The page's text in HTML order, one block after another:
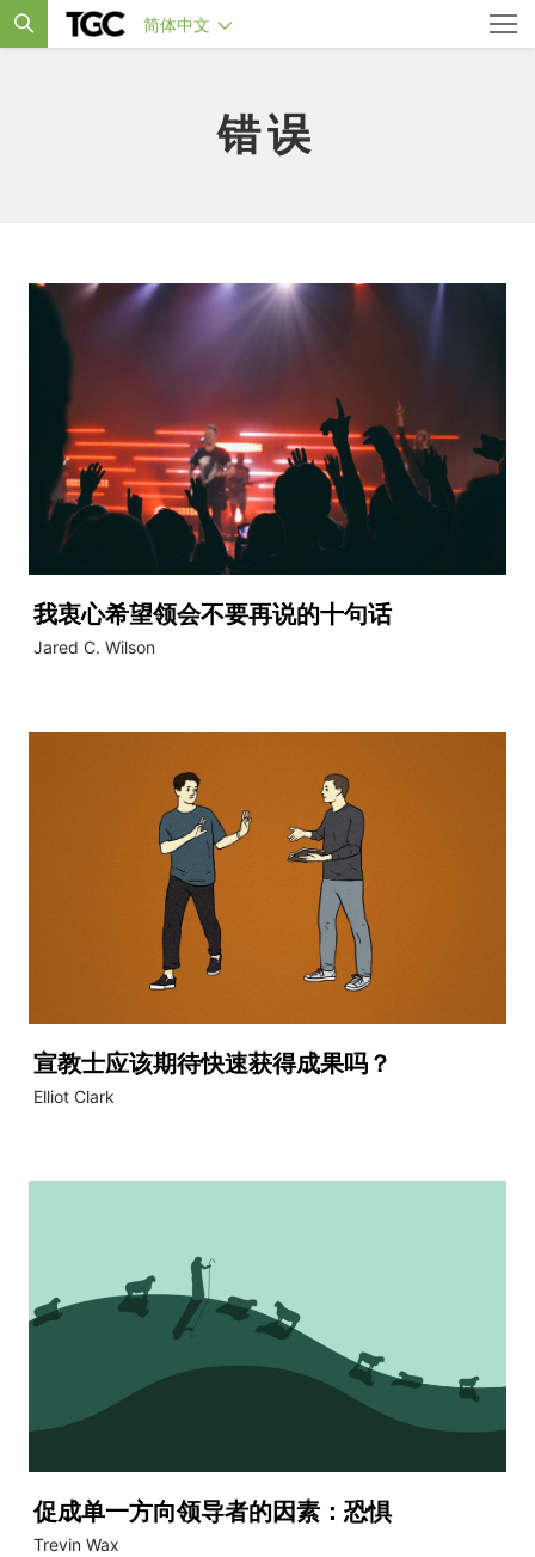
简体中文
错误
我衷心希望领会不要再说的十句话
Jared C. Wilson
宣教士应该期待快速获得成果吗？
Elliot Clark
促成单一方向领导者的因素：恐惧
Trevin Wax